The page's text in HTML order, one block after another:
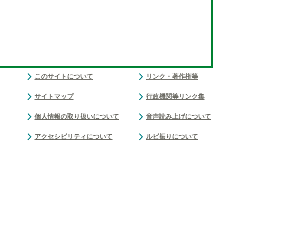
このサイトについて
サイトマップ
個人情報の取り扱いについて
アクセシビリティについて
リンク・著作権等
行政機関等リンク集
音声読み上げについて
ルビ振りについて